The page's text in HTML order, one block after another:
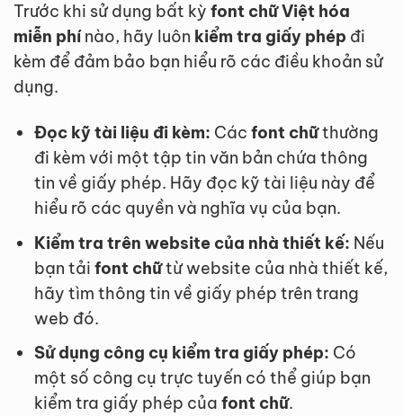
Trước khi sử dụng bất kỳ font chữ Việt hóa
miễn phínào, hãy luôn kiểm tra giấy phép đi
kèm để đảm bảo bạn hiểu rõ các điều khoản sử
dụng.
Đọc kỹ tài liệu đi kèm: Các font chữthường
đi kèm với một tập tin văn bản chứa thông
tin về giấy phép. Hãy đọc kỹ tài liệu này để
hiểu rõ các quyền và nghĩa vụ của bạn.
Kiểm tra trên website của nhà thiết kế: Nếu
bạn tải font chữtừ website của nhà thiết kế,
hãy tìm thông tin về giấy phép trên trang
web đó.
Sử dụng công cụ kiểm tra giấy phép: Có
một số công cụ trực tuyến có thể giúp bạn
kiểm tra giấy phép của font chữ.